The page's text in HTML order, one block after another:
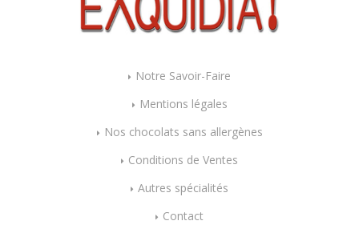
Notre Savoir-Faire
Mentions légales
Nos chocolats sans allergènes
Conditions de Ventes
Autres spécialités
Contact